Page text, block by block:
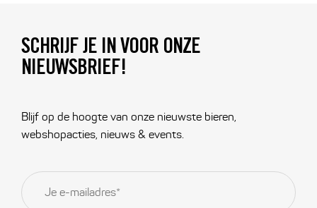
SCHRIJF JE IN VOOR ONZE
NIEUWSBRIEF!
Blijf op de hoogte van onze nieuwste bieren,
webshopacties, nieuws & events.
E-
mailadres *